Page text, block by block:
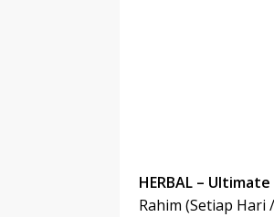
HERBAL –
Rahim (Setiap Hari